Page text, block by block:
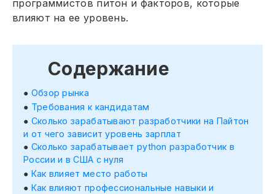
программистов питон и факторов, которые
влияют на ее уровень.
Содержание
Обзор рынка
Требования к кандидатам
Сколько зарабатывают разработчики на Пайтон
и от чего зависит уровень зарплат
Сколько зарабатывает python разработчик в
России и в США с нуля
Как влияет место работы
Как влияют профессиональные навыки и